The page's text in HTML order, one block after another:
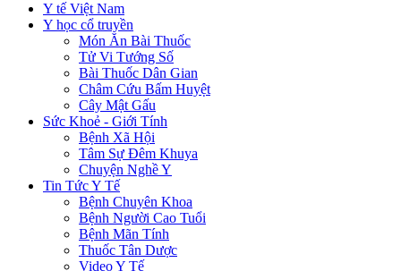
Y tế Việt Nam
Y học cổ truyền
Món Ăn Bài Thuốc
Tử Vi Tướng Số
Bài Thuốc Dân Gian
Châm Cứu Bấm Huyệt
Cây Mật Gấu
Sức Khoẻ - Giới Tính
Bệnh Xã Hội
Tâm Sự Đêm Khuya
Chuyện Nghề Y
Tin Tức Y Tế
Bệnh Chuyên Khoa
Bệnh Người Cao Tuổi
Bệnh Mãn Tính
Thuốc Tân Dược
Video Y Tế